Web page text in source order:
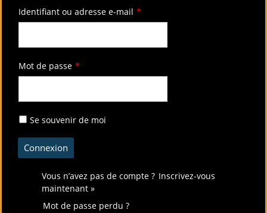
Identifiant ou adresse e-mail *
Mot de passe *
Se souvenir de moi
Vous n’avez pas de compte ? Inscrivez-vous
maintenant »
Mot de passe perdu ?